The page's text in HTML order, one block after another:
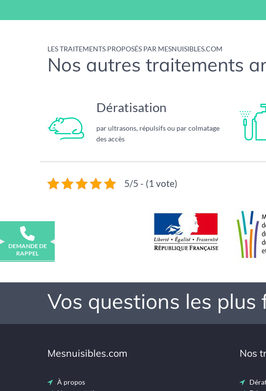
LES TRAITEMENTS PROPOSÉS PAR MESNUISIBLES.COM
Nos autres traitements
Dératisation
par ultrasons, répulsifs ou par colmatage
des accès
5/5 - (1 vote)
Vos questions les plus
Mesnuisibles.com
À propos
Nos
DEMANDE DE
RAPPEL